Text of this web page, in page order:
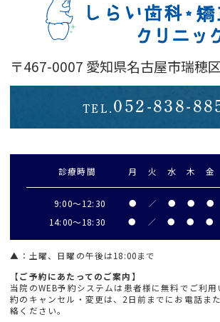
〒467-0007 愛知県名古屋市瑞穂
TEL. 052-838-
診療時間 月 火 水 木 金
9:00～12:30 ● ／ ● ● ●
14:00～18:30 ● ／ ● ● ●
▲ ：土曜、日曜の午後は18:00まで
【ご予約にあたってのご案内】
当院のWEB予約システムは患者様に無料でご利
約のキャンセル・変更は、2日前までにお電話ま
絡ください。